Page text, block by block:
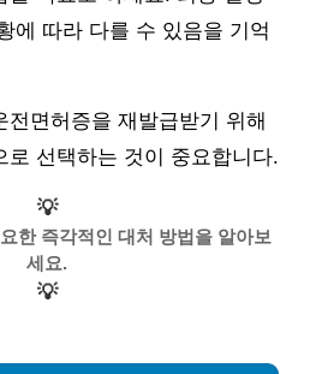
에 따라 다를 수 있음을 기억
전면허증을 재발급받기 위해
로 선택하는 것이 중요합니다.
💡
한 즉각적인 대처 방법을 알아보
세요.
💡